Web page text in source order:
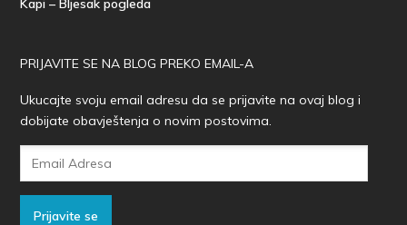
Kapi – Bljesak pogleda
PRIJAVITE SE NA BLOG PREKO EMAIL-A
Ukucajte svoju email adresu da se prijavite na ovaj blog i
dobijate obavještenja o novim postovima.
Prijavite se